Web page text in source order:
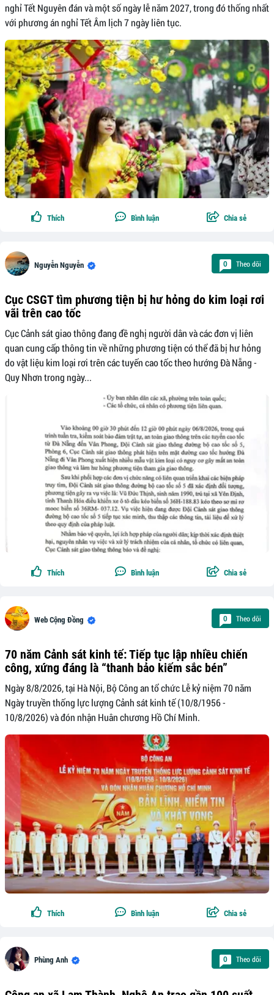
nghỉ Tết Nguyên đán và một số ngày lễ năm 2027, trong đó thống nhất
với phương án nghỉ Tết Âm lịch 7 ngày liên tục.
Thích Bình luận Chia sẻ
Nguyễn Nguyễn 0 Theo dõi
Cục CSGT tìm phương tiện bị hư hỏng do kim loại rơi
vãi trên cao tốc
Cục Cảnh sát giao thông đang đề nghị người dân và các đơn vị liên
quan cung cấp thông tin về những phương tiện có thể đã bị hư hỏng
do vật liệu kim loại rơi trên các tuyến cao tốc theo hướng Đà Nẵng -
Quy Nhơn trong ngày...
Thích Bình luận Chia sẻ
Web Cộng Đồng 0 Theo dõi
70 năm Cảnh sát kinh tế: Tiếp tục lập nhiều chiến
công, xứng đáng là “thanh bảo kiếm sắc bén”
Ngày 8/8/2026, tại Hà Nội, Bộ Công an tổ chức Lễ kỷ niệm 70 năm
Ngày truyền thống lực lượng Cảnh sát kinh tế (10/8/1956 -
10/8/2026) và đón nhận Huân chương Hồ Chí Minh.
Thích Bình luận Chia sẻ
Phùng Anh 0 Theo dõi